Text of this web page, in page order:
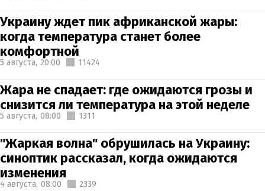
Украину ждет пик африканской жары:
когда температура станет более
комфортной
5 августа, 20:00 11424
Жара не спадает: где ожидаются грозы и
снизится ли температура на этой неделе
5 августа, 08:00 1311
"Жаркая волна" обрушилась на Украину:
синоптик рассказал, когда ожидаются
изменения
4 августа, 08:00 2339